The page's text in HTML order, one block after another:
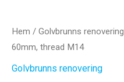
Hem / Golvbrunns renovering
60mm, thread M14
Golvbrunns renovering